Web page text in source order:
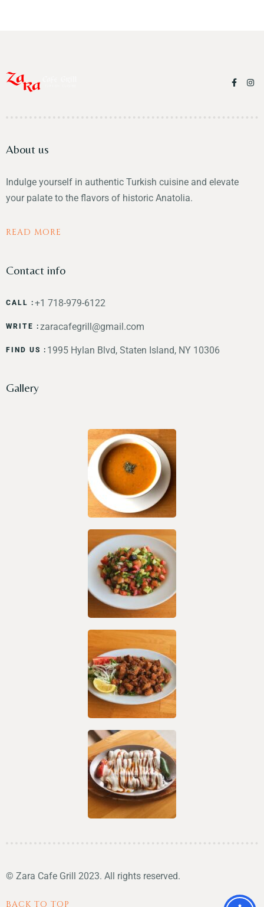
About us
Indulge yourself in authentic Turkish cuisine and elevate
your palate to the flavors of historic Anatolia.
READ MORE
Contact info
CALL : +1 718-979-6122
WRITE : zaracafegrill@gmail.com
FIND US : 1995 Hylan Blvd, Staten Island, NY 10306
Gallery
© Zara Cafe Grill 2023. All rights reserved.
BACK TO TOP